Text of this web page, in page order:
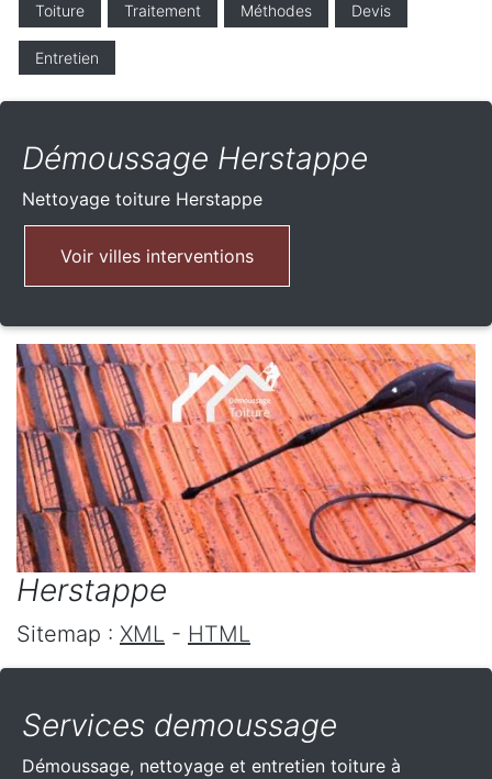
Toiture Traitement Méthodes Devis
Entretien
Démoussage Herstappe
Nettoyage toiture Herstappe
Voir villes interventions
Herstappe
Sitemap : XML - HTML
Services demoussage
Démoussage, nettoyage et entretien toiture à